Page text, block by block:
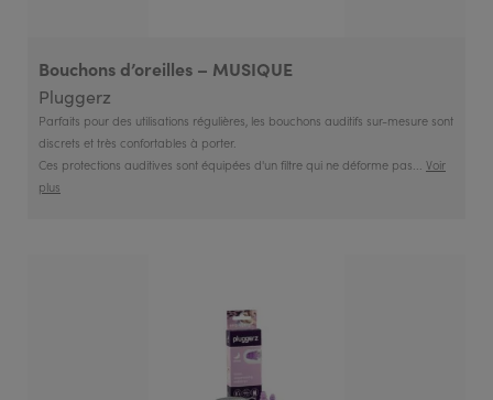
Bouchons d’oreilles – MUSIQUE
Pluggerz
Parfaits pour des utilisations régulières, les bouchons auditifs sur-mesure sont
discrets et très confortables à porter.
Ces protections auditives sont équipées d'un filtre qui ne déforme pas... Voir
plus